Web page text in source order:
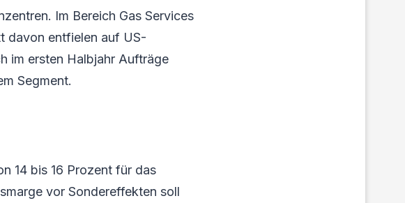
Im Bereich Gas Services
davon entfielen auf US-
im ersten Halbjahr Aufträge
Segment.
14 bis 16 Prozent für das
vor Sondereffekten soll